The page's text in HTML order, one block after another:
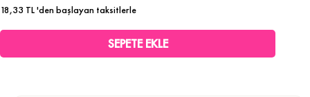
18,33 TL'den başlayan taksitlerle